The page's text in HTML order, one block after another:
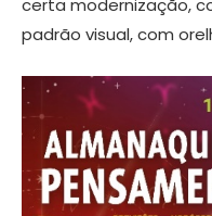
certa modernização,
padrão visual, com